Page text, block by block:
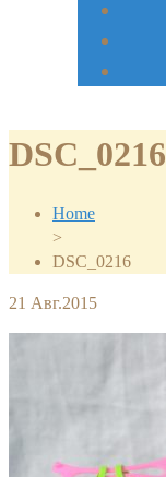
DSC_0216
Home
>
DSC_0216
21 Авг.2015